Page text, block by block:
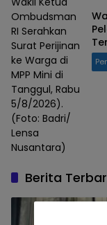
Ombudsman
RI Serahkan
Surat Perijinan
ke Warga di
MPP Mini di
Tanggul, Rabu
5/8/2026).
(Foto: Badri/
Lensa
Nusantara)
Berita